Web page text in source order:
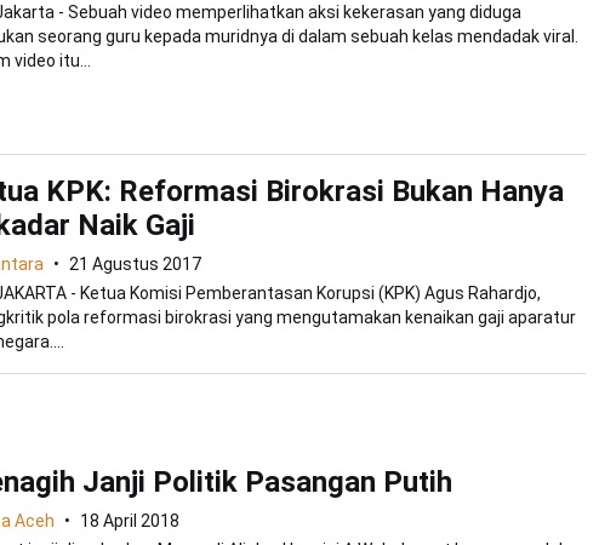
- Sebuah video memperlihatkan aksi kekerasan yang diduga
seorang guru kepada muridnya di dalam sebuah kelas mendadak viral.
video itu...
KPK: Reformasi Birokrasi Bukan Hanya
Naik Gaji
21 Agustus 2017
- Ketua Komisi Pemberantasan Korupsi (KPK) Agus Rahardjo,
pola reformasi birokrasi yang mengutamakan kenaikan gaji aparatur
Janji Politik Pasangan Putih
Aceh
18 April 2018